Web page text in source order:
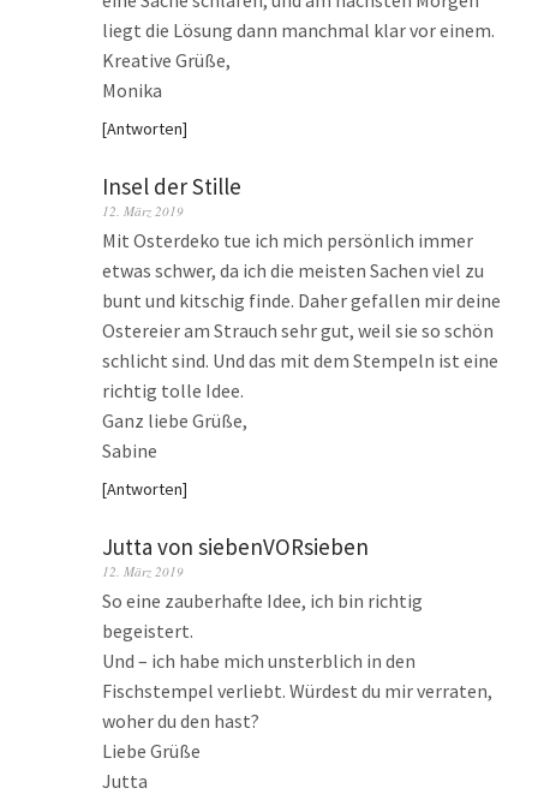
liegt die Lösung dann manchmal klar vor einem.
Kreative Grüße,
Monika
Antworten
Insel der Stille
12. März 2019
Mit Osterdeko tue ich mich persönlich immer
etwas schwer, da ich die meisten Sachen viel zu
bunt und kitschig finde. Daher gefallen mir deine
Ostereier am Strauch sehr gut, weil sie so schön
schlicht sind. Und das mit dem Stempeln ist eine
richtig tolle Idee.
Ganz liebe Grüße,
Sabine
Antworten
Jutta von siebenVORsieben
12. März 2019
So eine zauberhafte Idee, ich bin richtig
begeistert.
Und – ich habe mich unsterblich in den
Fischstempel verliebt. Würdest du mir verraten,
woher du den hast?
Liebe Grüße
Jutta